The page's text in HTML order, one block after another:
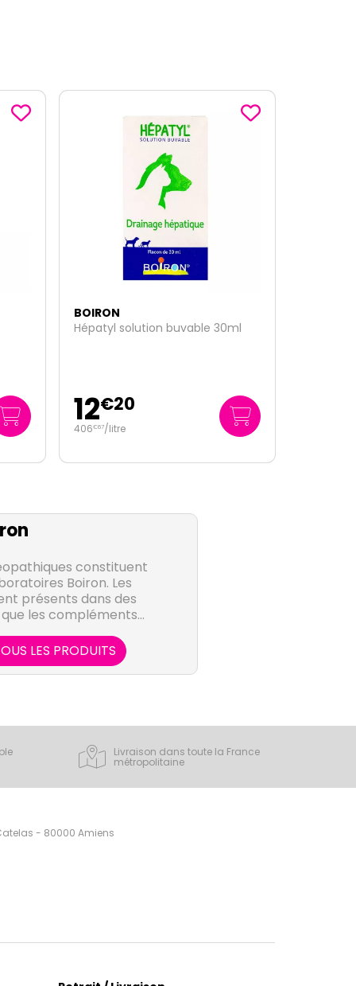
BOIRON
Uricystyl 30ml
12€20
406€67/litre
constituent
Boiron. Les
présents dans des
les compléments
LES PRODUITS
Livraison dans toute la France
métropolitaine
- 80000 Amiens